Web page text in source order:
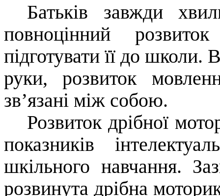
Батьків завжди
повноцінний
підготувати її до
руки, розвиток
зв’язані між собою.
Розвиток дрібної
показників
шкільного навчання.
розвинута дрібна